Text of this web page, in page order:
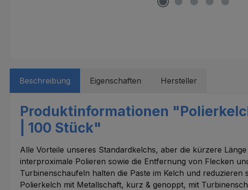
Beschreibung Eigenschaften Hersteller
Produktinformationen
| 100 Stück"
Alle Vorteile unseres Standardkelchs, aber die kürzere
interproximale Polieren sowie die Entfernung von Flecken
Turbinenschaufeln halten die Paste im Kelch und
Polierkelch mit Metallschaft, kurz & genoppt, mit